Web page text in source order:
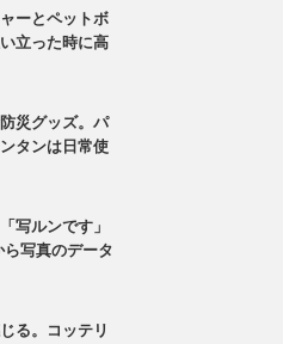
ーとペットボ
立った時に高
災グッズ。パ
タンは日常使
写ルンです」
写真のデータ
る。コッテリ